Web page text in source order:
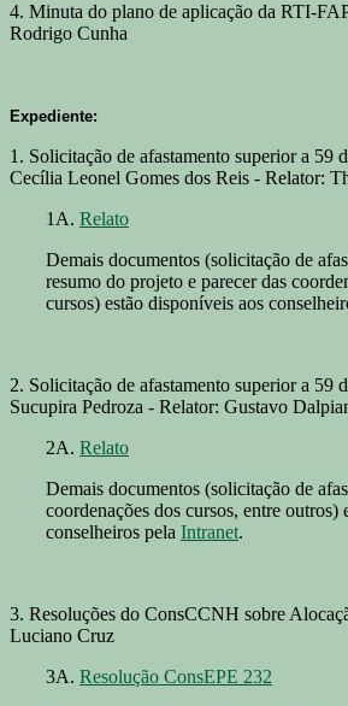
4. Minuta do plano de aplicação da RTI-
Rodrigo Cunha
Expediente:
1. Solicitação de afastamento superior a 59
Cecília Leonel Gomes dos Reis - Relator:
1A. Relato
Demais documentos (solicitação de
resumo do projeto e parecer das
cursos) estão disponíveis aos
2. Solicitação de afastamento superior a 59
Sucupira Pedroza - Relator: Gustavo
2A. Relato
Demais documentos (solicitação de
coordenações dos cursos, entre outros)
conselheiros pela Intranet.
3. Resoluções do ConsCCNH sobre
Luciano Cruz
3A. Resolução ConsEPE 232